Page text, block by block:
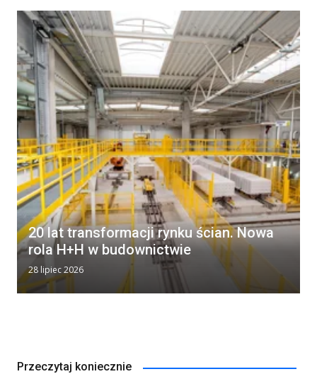
20 lat transformacji rynku ścian. Nowa
rola H+H w budownictwie
28 lipiec 2026
Przeczytaj koniecznie